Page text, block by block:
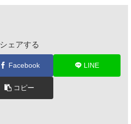
シェアする
Facebook LINE
コピー